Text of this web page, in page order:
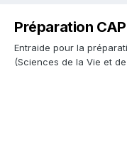
Préparation
Entraide pour la
(Sciences de la Vie et